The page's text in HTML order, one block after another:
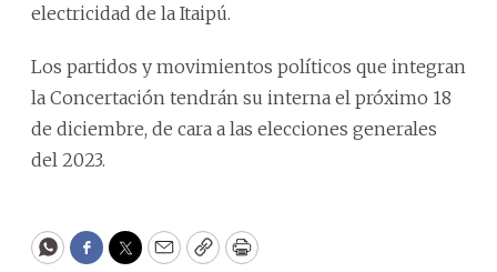
electricidad de la Itaipú.
Los partidos y movimientos políticos que integran
la Concertación tendrán su interna el próximo 18
de diciembre, de cara a las elecciones generales
del 2023.
WhatsApp
Facebook
Twitter
EmailCopyPrint